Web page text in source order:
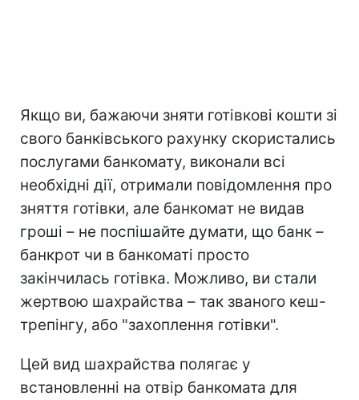
Якщо ви, бажаючи зняти готівкові кошти зі
свого банківського рахунку скористались
послугами банкомату, виконали всі
необхідні дії, отримали повідомлення про
зняття готівки, але банкомат не видав
гроші – не поспішайте думати, що банк –
банкрот чи в банкоматі просто
закінчилась готівка. Можливо, ви стали
жертвою шахрайства – так званого кеш-
трепінгу, або "захоплення готівки".
Цей вид шахрайства полягає у
встановленні на отвір банкомата для